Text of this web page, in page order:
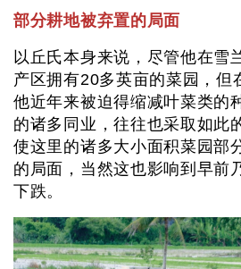
部分耕地被弃置的局面
以丘氏本身来说，尽管他在雪
产区拥有20多英亩的菜园，但
他近年来被迫得缩减叶菜类的
的诸多同业，往往也采取如此
使这里的诸多大小面积菜园部
的局面，当然这也影响到早前
下跌。